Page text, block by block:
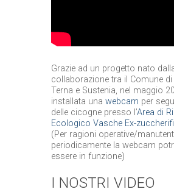
Grazie ad un progetto nato
collaborazione tra il Comune di
Terna e Sustenia, nel maggio
installata una webcam per
delle cicogne presso l’Area di
Ecologico Vasche Ex-
(Per ragioni operative/
periodicamente la webcam
essere in funzione)
I NOSTRI VIDEO